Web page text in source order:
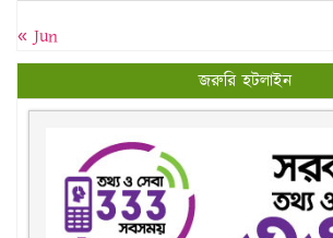
« Jun
জরুরি হটলাইন